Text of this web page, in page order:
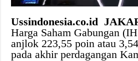
Ussindonesia.co.id
Harga Saham Gabungan
anjlok 223,55 poin atau
pada akhir perdagangan